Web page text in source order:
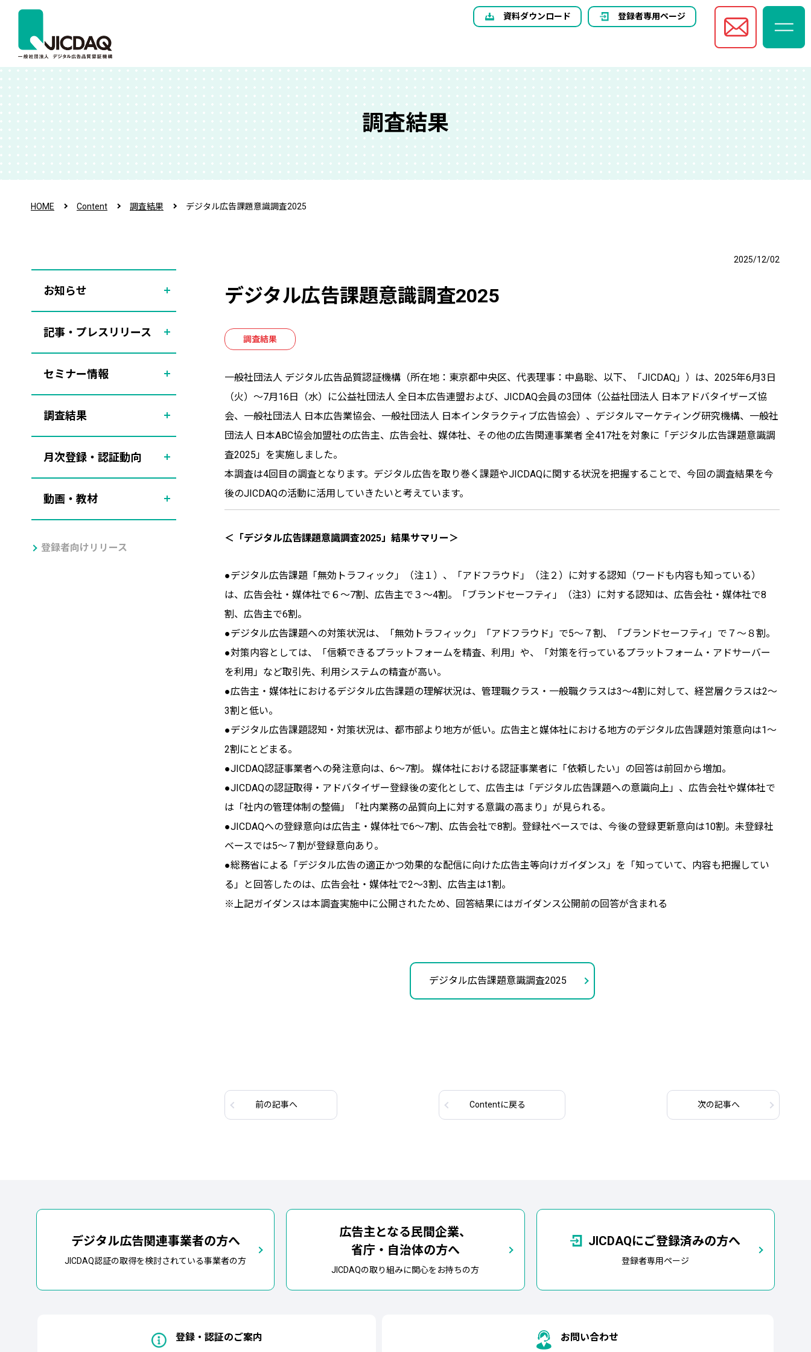
資料ダウンロード 登録者専用ページ
調査結果
HOME Content 調査結果 デジタル広告課題意識調査2025
デジタル広告課題意識調査2025
2025/12/02
調査結果
一般社団法人 デジタル広告品質認証機構（所在地：東京都中央区、代表理事：中島聡、以下、「JICDAQ」）は、2025年6月3日
（火）～7月16日（水）に公益社団法人 全日本広告連盟および、JICDAQ会員の3団体（公益社団法人 日本アドバタイザーズ協
会、一般社団法人 日本広告業協会、一般社団法人 日本インタラクティブ広告協会）、デジタルマーケティング研究機構、一般社
団法人 日本ABC協会加盟社の広告主、広告会社、媒体社、その他の広告関連事業者 全417社を対象に「デジタル広告課題意識調
査2025」を実施しました。
本調査は4回目の調査となります。デジタル広告を取り巻く課題やJICDAQに関する状況を把握することで、今回の調査結果を今
後のJICDAQの活動に活用していきたいと考えています。
＜「デジタル広告課題意識調査2025」結果サマリー＞
●デジタル広告課題「無効トラフィック」（注１）、「アドフラウド」（注２）に対する認知（ワードも内容も知っている）
は、広告会社・媒体社で６～7割、広告主で３～4割。「ブランドセーフティ」（注3）に対する認知は、広告会社・媒体社で8
割、広告主で6割。
●デジタル広告課題への対策状況は、「無効トラフィック」「アドフラウド」で5～７割、「ブランドセーフティ」で７～８割。
●対策内容としては、「信頼できるプラットフォームを精査、利用」や、「対策を行っているプラットフォーム・アドサーバー
を利用」など取引先、利用システムの精査が高い。
●広告主・媒体社におけるデジタル広告課題の理解状況は、管理職クラス・一般職クラスは3～4割に対して、経営層クラスは2～
3割と低い。
●デジタル広告課題認知・対策状況は、都市部より地方が低い。広告主と媒体社における地方のデジタル広告課題対策意向は1～
2割にとどまる。
●JICDAQ認証事業者への発注意向は、6～7割。 媒体社における認証事業者に「依頼したい」の回答は前回から増加。
●JICDAQの認証取得・アドバタイザー登録後の変化として、広告主は「デジタル広告課題への意識向上」、広告会社や媒体社で
は「社内の管理体制の整備」「社内業務の品質向上に対する意識の高まり」が見られる。
●JICDAQへの登録意向は広告主・媒体社で6～7割、広告会社で8割。登録社ベースでは、今後の登録更新意向は10割。未登録社
ベースでは5～７割が登録意向あり。
●総務省による「デジタル広告の適正かつ効果的な配信に向けた広告主等向けガイダンス」を「知っていて、内容も把握してい
る」と回答したのは、広告会社・媒体社で2～3割、広告主は1割。
※上記ガイダンスは本調査実施中に公開されたため、回答結果にはガイダンス公開前の回答が含まれる
デジタル広告課題意識調査2025
前の記事へ 次の記事へ
Contentに戻る
お知らせ
記事・プレスリリース
セミナー情報
調査結果
月次登録・認証動向
動画・教材
登録者向けリリース
デジタル広告関連事業者の方へ
JICDAQ認証の取得を検討されている事業者の方
広告主となる民間企業、
省庁・自治体の方へ
JICDAQの取り組みに関心をお持ちの方
JICDAQにご登録済みの方へ
登録者専用ページ
登録・認証のご案内 お問い合わせ